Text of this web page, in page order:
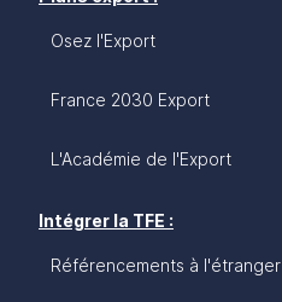
Osez l'Export
France 2030 Export
L'Académie de l'Export
Intégrer la TFE :
Référencements à l'étranger